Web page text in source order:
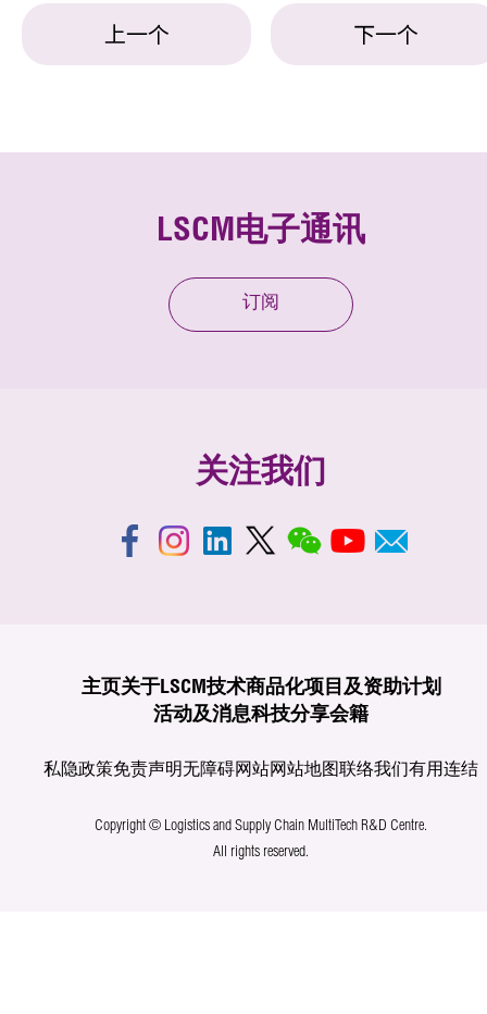
上一个 下一个
LSCM电子通讯
订阅
关注我们
主页关于LSCM技术商品化项目及资助计划
活动及消息科技分享会籍
私隐政策免责声明无障碍网站网站地图联络我们有用连结
Copyright © Logistics and Supply Chain MultiTech R&D Centre.
All rights reserved.